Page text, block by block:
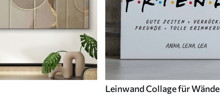
Leinwand Collage für Wände